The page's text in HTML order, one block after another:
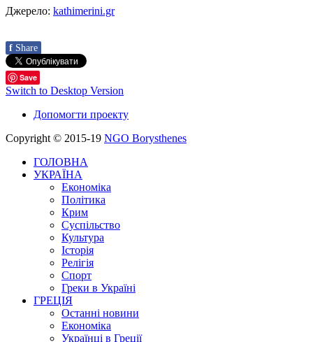
Джерело: kathimerini.gr
f Share
Save
Switch to Desktop Version
Допомогти проекту
Copyright © 2015-19 NGO Borysthenes
ГОЛОВНА
УКРАЇНА
Економіка
Політика
Крим
Суспільство
Культура
Історія
Релігія
Спорт
Греки в Україні
ГРЕЦІЯ
Останні новини
Економіка
Українці в Греції